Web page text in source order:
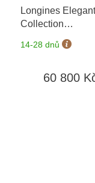
Longines Elegant
Collection
L4.309.4.80.6
5 let + možnost
14-28 dnů
60 800